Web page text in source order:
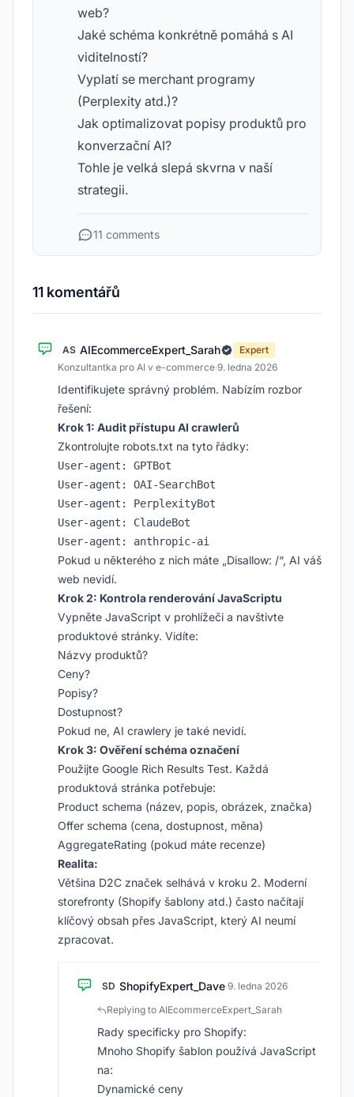
web?
Jaké schéma konkrétně pomáhá s AI
viditelností?
Vyplatí se merchant programy
(Perplexity atd.)?
Jak optimalizovat popisy produktů pro
konverzační AI?
Tohle je velká slepá skvrna v naší
strategii.
11 comments
11 komentářů
AS AIEcommerceExpert_Sarah
Expert
Konzultantka pro AI v e-commerce·9. ledna 2026
Identifikujete správný problém. Nabízím rozbor
řešení:
Krok 1: Audit přístupu AI crawlerů
Zkontrolujte robots.txt na tyto řádky:
User-agent: GPTBot
User-agent: OAI-SearchBot
User-agent: PerplexityBot
User-agent: ClaudeBot
Pokud u některého z nich máte „Disallow: /“, AI váš
web nevidí.
Krok 2: Kontrola renderování JavaScriptu
Vypněte JavaScript v prohlížeči a navštivte
produktové stránky. Vidíte:
Názvy produktů?
Ceny?
Popisy?
Dostupnost?
Pokud ne, AI crawlery je také nevidí.
Krok 3: Ověření schéma označení
Použijte Google Rich Results Test. Každá
produktová stránka potřebuje:
Product schema (název, popis, obrázek, značka)
Offer schema (cena, dostupnost, měna)
AggregateRating (pokud máte recenze)
Realita:
Většina D2C značek selhává v kroku 2. Moderní
storefronty (Shopify šablony atd.) často načítají
klíčový obsah přes JavaScript, který AI neumí
zpracovat.
SD ShopifyExpert_Dave·9. ledna 2026
Replying to AIEcommerceExpert_Sarah
Rady specificky pro Shopify:
Mnoho Shopify šablon používá JavaScript
na:
Dynamické ceny